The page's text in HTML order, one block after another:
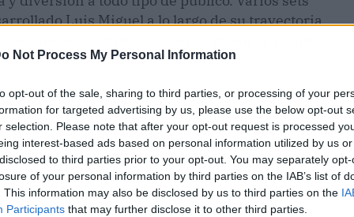
Not Process My Personal Information
opt-out of the sale, sharing to third parties, or processing of your
for targeted advertising by us, please use the below opt-out
selection. Please note that after your opt-out request is processed
interest-based ads based on personal information utilized by us
to third parties prior to your opt-out. You may separately
of your personal information by third parties on the IAB’s list of
This information may also be disclosed by us to third parties on the
Participants that may further disclose it to other third parties.
Luis Miguel a lo largo de su trayectoria
a quienes soliciten sus servicios en su página
es sushow
de su show para fiestas que se
en la audiencia. El imitador reconoce la
y en honor a su talento utiliza las pistas